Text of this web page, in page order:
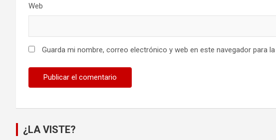
Web
Guarda mi nombre, correo electrónico y web en este navegador para
¿LA VISTE?